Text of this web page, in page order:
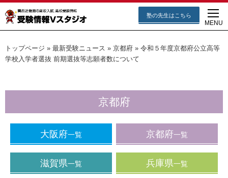
塾の先生はこちら
MENU
トップページ » 最新受験ニュース » 京都府 » 令和５年度京都府公立高等
学校入学者選抜 前期選抜等志願者数について
京都府
大阪府一覧 京都府一覧
滋賀県一覧 兵庫県一覧